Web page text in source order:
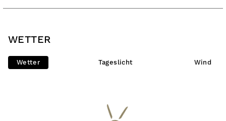
WETTER
Wetter Tageslicht Wind